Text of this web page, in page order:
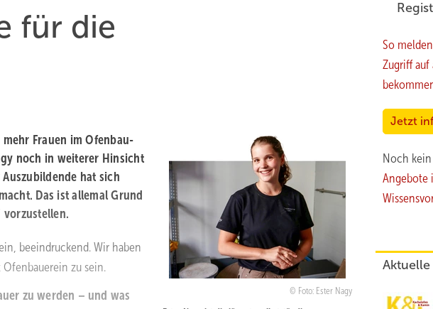
für die
Foto: Ester Nagy
Frauen im Ofenbau-
noch in weiterer Hinsicht
hat sich
Das ist allemal Grund
vorzustellen.
beeindruckend. Wir haben
zu sein.
zu werden – und was
So
Zugriff auf
Jetzt
Noch kein
Angebote
Aktuelle